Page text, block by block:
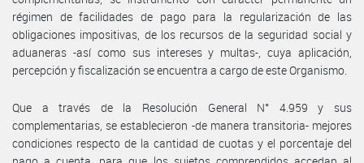
régimen de facilidades de pago para la regularización de las
obligaciones impositivas, de los recursos de la seguridad social y
aduaneras -así como sus intereses y multas-, cuya aplicación,
percepción y fiscalización se encuentra a cargo de este Organismo.
Que a través de la Resolución General N° 4.959 y sus
complementarias, se establecieron -de manera transitoria- mejores
condiciones respecto de la cantidad de cuotas y el porcentaje del